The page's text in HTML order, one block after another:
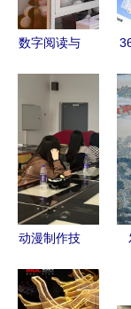
数字阅读与
交汇 杭州
大会见证数
字文化新业
态
计
冲
动漫制作技
2026届毕